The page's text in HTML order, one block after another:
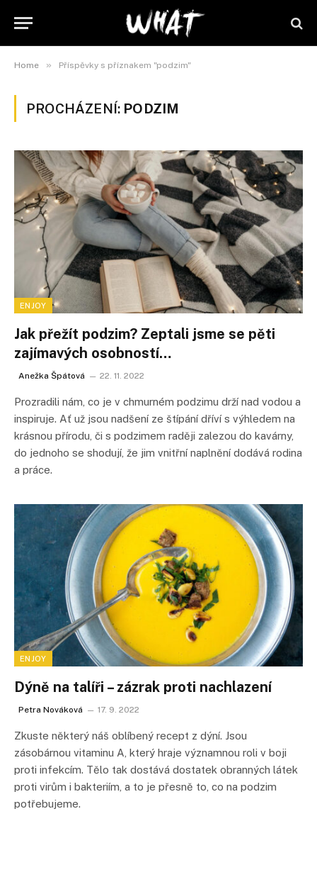
Home » Příspěvky s příznakem "podzim"
PROCHÁZENÍ: PODZIM
ENJOY
Jak přežít podzim? Zeptali jsme se pěti
zajímavých osobností…
Anežka Špátová 22. 11. 2022
Prozradili nám, co je v chmurném podzimu drží nad vodou a
inspiruje. Ať už jsou nadšení ze štípání dříví s výhledem na
krásnou přírodu, či s podzimem raději zalezou do kavárny,
do jednoho se shodují, že jim vnitřní naplnění dodává rodina
a práce.
ENJOY
Dýně na talíři – zázrak proti nachlazení
Petra Nováková 17. 9. 2022
Zkuste některý náš oblíbený recept z dýní. Jsou
zásobárnou vitaminu A, který hraje významnou roli v boji
proti infekcím. Tělo tak dostává dostatek obranných látek
proti virům i bakteriím, a to je přesně to, co na podzim
potřebujeme.